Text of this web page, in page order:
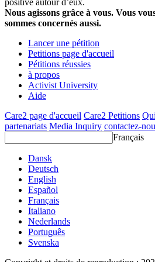
positive autour d’eux.
Nous agissons grâce à vous. Vous
sommes concernés aussi.
Lancer une pétition
Petitions page d'accueil
Pétitions réussies
à propos
Activist University
Aide
Care2 page d'accueil Care2 Petitions
partenariats Media Inquiry contactez-
Français
Dansk
Deutsch
English
Español
Français
Italiano
Nederlands
Português
Svenska